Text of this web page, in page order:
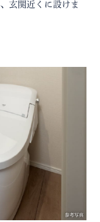
玄関近くに設けま
参考写真